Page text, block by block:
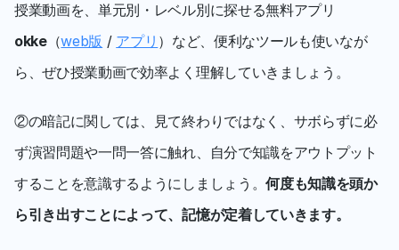
授業動画を、単元別・レベル別に探せる無料アプリ
okke（web版 / アプリ ）など、便利なツールも使いなが
ら、ぜひ授業動画で効率よく理解していきましょう。
②の暗記に関しては、見て終わりではなく、サボらずに必
ず演習問題や一問一答に触れ、自分で知識をアウトプット
することを意識するようにしましょう。何度も知識を頭か
ら引き出すことによって、記憶が定着していきます。